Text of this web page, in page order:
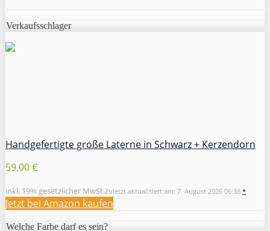
Verkaufsschlager
Handgefertigte große Laterne in Schwarz + Kerzendorn
59,00 €
inkl. 19% gesetzlicher MwSt.Zuletzt aktualisiert am: 7. August 2026 06:38 *
Jetzt bei Amazon kaufen
Welche Farbe darf es sein?